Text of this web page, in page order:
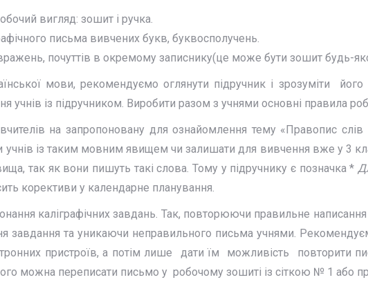
вигляд: зошит і ручка.
письма вивчених букв, буквосполучень.
почуттів в окремому записнику(це може бути зошит будь-
мови, рекомендуємо оглянути підручник і зрозуміти
із підручником. Виробити разом з учнями основні правила
на запропоновану для ознайомлення тему «Правопис
учнів із таким мовним явищем чи залишати для вивчення вже у 3
так як вони пишуть такі слова. Тому у підручнику є позначка *
корективи у календарне планування.
каліграфічних завдань. Так, повторюючи правильне
завдання та уникаючи неправильного письма учнями.
пристроїв, а потім лише дати їм можливість повторити
можна переписати письмо у робочому зошиті із сіткою № 1 або